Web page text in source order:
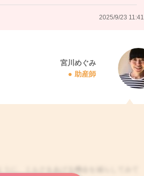
2025/9/23 11:41
宮川めぐみ
助産師